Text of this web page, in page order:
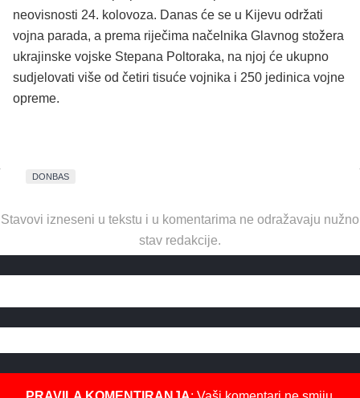
neovisnosti 24. kolovoza. Danas će se u Kijevu održati
vojna parada, a prema riječima načelnika Glavnog stožera
ukrajinske vojske Stepana Poltoraka, na njoj će ukupno
sudjelovati više od četiri tisuće vojnika i 250 jedinica vojne
opreme.
DONBAS
Stavovi izneseni u tekstu i u komentarima ne odražavaju nužno
stav redakcije.